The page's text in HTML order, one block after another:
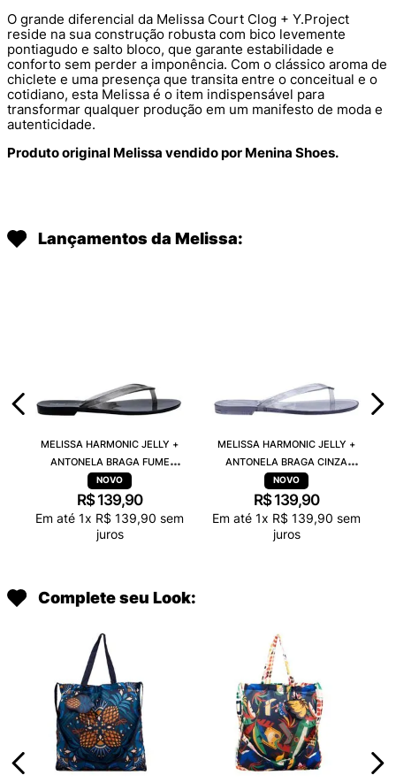
O grande diferencial da Melissa Court Clog + Y.Project
reside na sua construção robusta com bico levemente
pontiagudo e salto bloco, que garante estabilidade e
conforto sem perder a imponência. Com o clássico aroma de
chiclete e uma presença que transita entre o conceitual e o
cotidiano, esta Melissa é o item indispensável para
transformar qualquer produção em um manifesto de moda e
autenticidade.
Produto original Melissa vendido por Menina Shoes.
Lançamentos da Melissa:
MELISSA HARMONIC JELLY +
ANTONELA BRAGA FUME
TRANSPARENTE 38263
R$ 139,90
Em até 1x R$ 139,90 sem
juros
MELISSA HARMONIC JELLY +
ANTONELA BRAGA CINZA
TRANSPARENTE 38263
R$ 139,90
Em até 1x R$ 139,90 sem
juros
Complete seu Look: